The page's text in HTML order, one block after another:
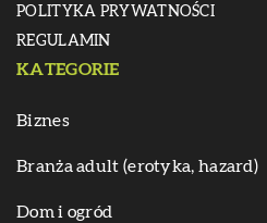
POLITYKA PRYWATNOŚCI
REGULAMIN
KATEGORIE
Biznes
Branża adult (erotyka, hazard)
Dom i ogród